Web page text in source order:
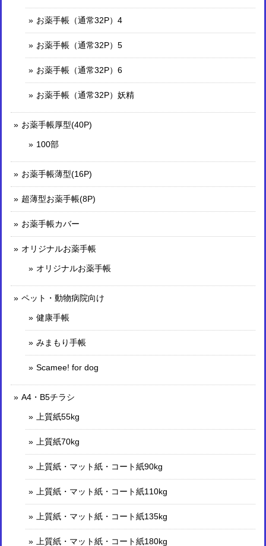
お薬手帳（通常32P）4
お薬手帳（通常32P）5
お薬手帳（通常32P）6
お薬手帳（通常32P）妖精
お薬手帳厚型(40P)
100部
お薬手帳薄型(16P)
超薄型お薬手帳(8P)
お薬手帳カバー
オリジナルお薬手帳
オリジナルお薬手帳
ペット・動物病院向け
健康手帳
みまもり手帳
Scamee! for dog
A4・B5チラシ
上質紙55kg
上質紙70kg
上質紙・マット紙・コート紙90kg
上質紙・マット紙・コート紙110kg
上質紙・マット紙・コート紙135kg
上質紙・マット紙・コート紙180kg